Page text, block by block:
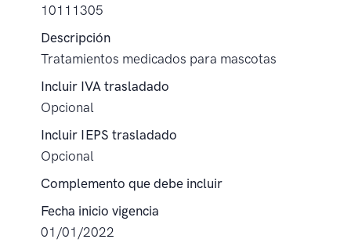
10111305
Descripción
Tratamientos medicados para mascotas
Incluir IVA trasladado
Opcional
Incluir IEPS trasladado
Opcional
Complemento que debe incluir
Fecha inicio vigencia
01/01/2022